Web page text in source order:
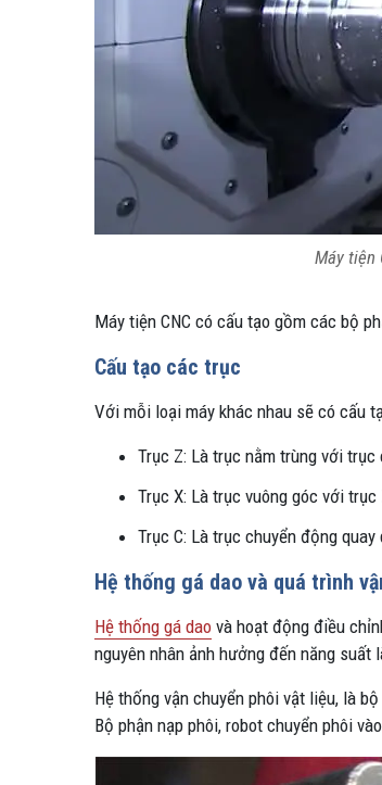
Máy tiện
Máy tiện CNC có cấu tạo gồm các bộ
Cấu tạo các trục
Với mỗi loại máy khác nhau sẽ có cấu
Trục Z: Là trục nằm trùng với
Trục X: Là trục vuông góc với
Trục C: Là trục chuyển động
Hệ thống gá dao và quá trình
Hệ thống gá dao và hoạt động điều
nguyên nhân ảnh hưởng đến năng
Hệ thống vận chuyển phôi vật liệu, là
Bộ phận nạp phôi, robot chuyển phôi